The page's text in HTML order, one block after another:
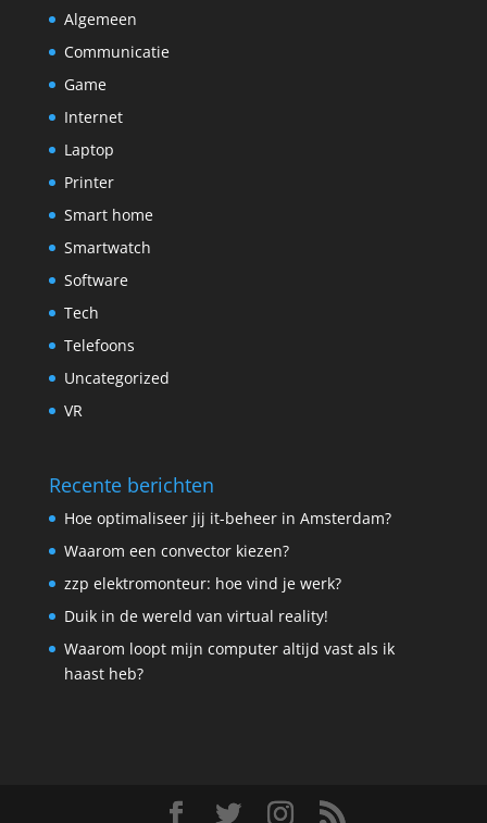
Algemeen
Communicatie
Game
Internet
Laptop
Printer
Smart home
Smartwatch
Software
Tech
Telefoons
Uncategorized
VR
Recente berichten
Hoe optimaliseer jij it-beheer in Amsterdam?
Waarom een convector kiezen?
zzp elektromonteur: hoe vind je werk?
Duik in de wereld van virtual reality!
Waarom loopt mijn computer altijd vast als ik
haast heb?